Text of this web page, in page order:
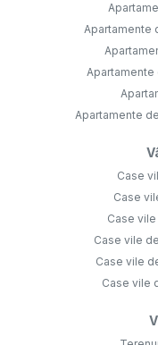
Apartamente
Apartamente
Apartamente
Case
Case
Case
Case vile
Case vile
Case vile